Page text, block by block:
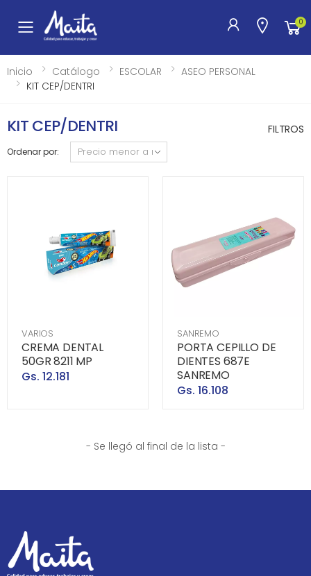
Toggle mobile menu 0
Inicio Catálogo ESCOLAR
ASEO PERSONAL
KIT CEP/DENTRI
KIT CEP/DENTRI FILTROS
Ordenar por:
VARIOS
CREMA DENTAL
50GR 8211 MP
Gs. 12.181
SANREMO
PORTA CEPILLO DE
DIENTES 687E
SANREMO
Gs. 16.108
- Se llegó al final de la lista -